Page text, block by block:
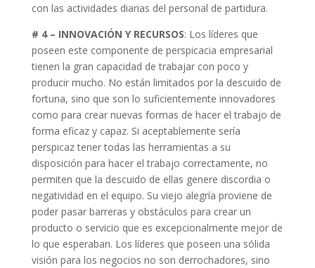
con las actividades diarias del personal de partidura.
# 4 – INNOVACIÓN Y RECURSOS: Los líderes que
poseen este componente de perspicacia empresarial
tienen la gran capacidad de trabajar con poco y
producir mucho. No están limitados por la descuido de
fortuna, sino que son lo suficientemente innovadores
como para crear nuevas formas de hacer el trabajo de
forma eficaz y capaz. Si aceptablemente sería
perspicaz tener todas las herramientas a su
disposición para hacer el trabajo correctamente, no
permiten que la descuido de ellas genere discordia o
negatividad en el equipo. Su viejo alegría proviene de
poder pasar barreras y obstáculos para crear un
producto o servicio que es excepcionalmente mejor de
lo que esperaban. Los líderes que poseen una sólida
visión para los negocios no son derrochadores, sino